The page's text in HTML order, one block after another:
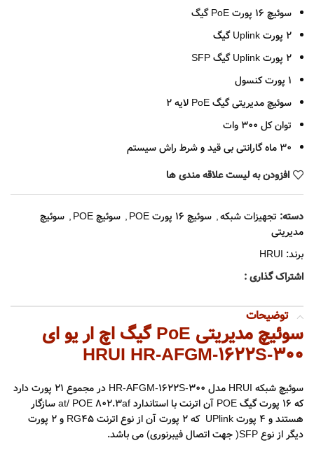
سوئیچ 16 پورت PoE گیگ
2 پورت Uplink گیگ
2 پورت Uplink گیگ SFP
1 پورت کنسول
سوئیچ مدیریتی گیگ PoE لایه 2
توان کل 300 وات
30 ماه گارانتی بی قید و شرط راش سیستم
افزودن به لیست علاقه مندی ها
دسته: تجهیزات شبکه, سوئیچ 16 پورت POE , سوئیچ POE , سوئیچ
مدیریتی
برند: HRUI
اشتراک گذاری :
توضیحات
سوئیچ مدیریتی PoE گیگ اچ ار یو ای
HRUI HR-AFGM-1622S-300
سوئیچ شبکه HRUI مدل HR-AFGM-1622S-300 در مجموع ۲۱ پورت دارد
که ۱۶ پورت گیگ POE آن اترنت با استاندارد at/ POE 802.3af سازگار
هستند و ۴ پورت UPlink که ۲ پورت آن از نوع اترنت RG45 و ۲ پورت
دیگر از نوع SFP( جهت اتصال فیبرنوری) می باشد.